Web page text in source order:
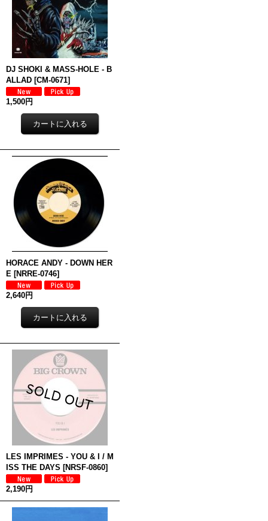
DJ SHOKI & MASS-HOLE - B
ALLAD [CM-0671]
1,500円
HORACE ANDY - DOWN HER
E [NRRE-0746]
2,640円
LES IMPRIMES - YOU & I / M
ISS THE DAYS [NRSF-0860]
2,190円